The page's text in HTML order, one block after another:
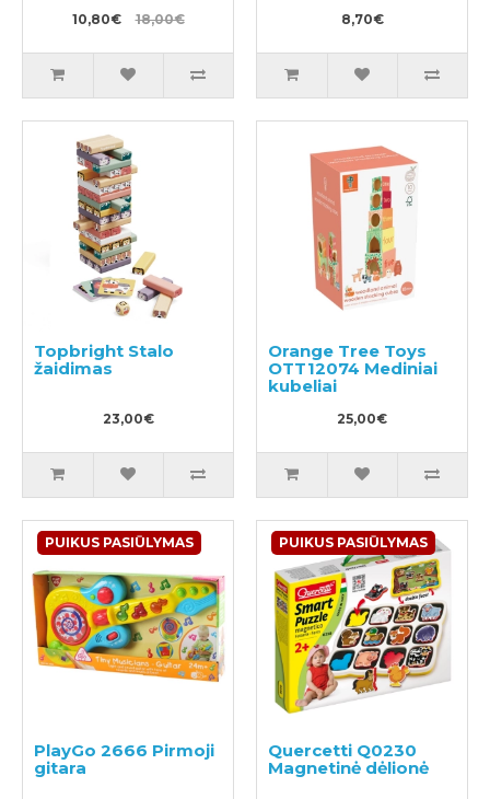
10,80€ 18,00€ 8,70€
Topbright Stalo
žaidimas
23,00€
Orange Tree Toys
OTT12074 Mediniai
kubeliai
25,00€
PUIKUS PASIŪLYMAS
PlayGo 2666 Pirmoji
gitara
PUIKUS PASIŪLYMAS
Quercetti Q0230
Magnetinė dėlionė